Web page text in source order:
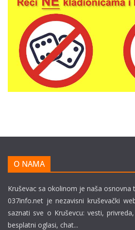
O NAMA
Kruševac sa okolinom je naša osnovna
037info.net je nezavisni kruševački
saznati sve o Kruševcu: vesti,
besplatni oglasi, chat...